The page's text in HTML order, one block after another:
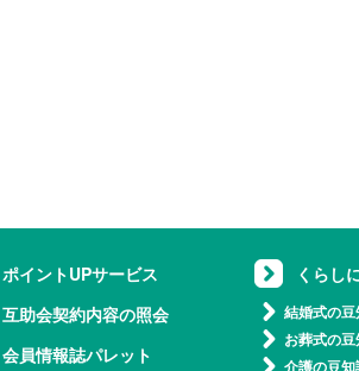
ポイントUPサービス
互助会契約内容の照会
会員情報誌パレット
くらし
結婚式の
お葬式の
介護の豆知